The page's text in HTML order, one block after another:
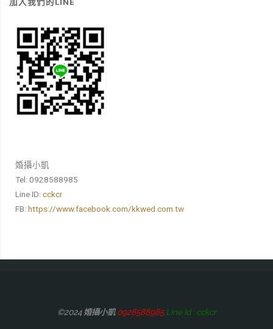
加入我們的LINE
婚攝小凱
Tel: 0928588985
Line ID: cckcr
FB: https://www.facebook.com/kkwed.com.tw
©2024 婚攝小凱0928588985Line Id : cckcr